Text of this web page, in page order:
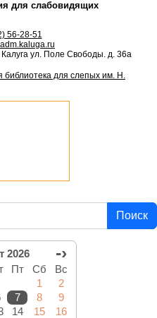
для слабовидящих
56-28-51
ул. Поле Свободы. д. 36а
Поиск
2026 -›
Пт Сб
Вс
1
2
7 8
9
14 15
16